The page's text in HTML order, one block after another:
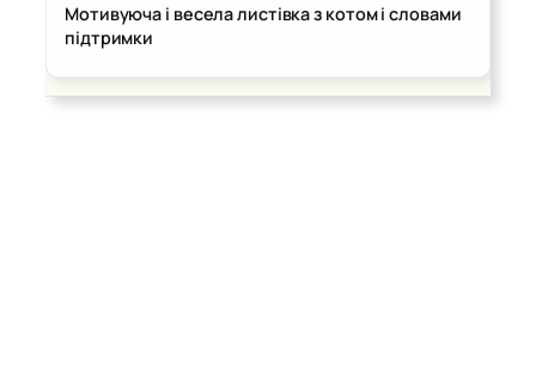
Мотивуюча і весела листівка з котом і словами
підтримки